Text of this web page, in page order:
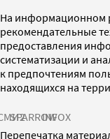
На информационном
рекомендательные
предоставления
систематизации и
к предпочтениям
находящихся на
SPARROWINFOX
Перепечатка